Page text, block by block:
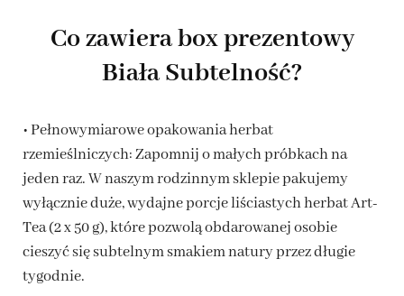
Co zawiera box prezentowy
Biała Subtelność?
• Pełnowymiarowe opakowania herbat
rzemieślniczych: Zapomnij o małych próbkach na
jeden raz. W naszym rodzinnym sklepie pakujemy
wyłącznie duże, wydajne porcje liściastych herbat Art-
Tea (2 x 50 g), które pozwolą obdarowanej osobie
cieszyć się subtelnym smakiem natury przez długie
tygodnie.